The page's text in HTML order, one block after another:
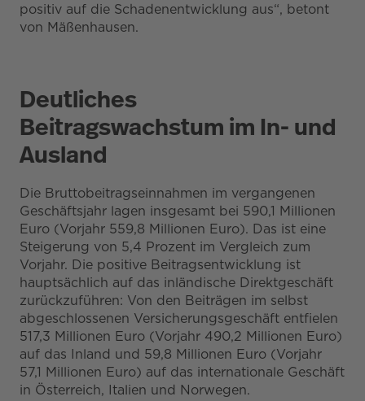
positiv auf die Schadenentwicklung aus“, betont
von Mäßenhausen.
Deutliches
Beitragswachstum im In- und
Ausland
Die Bruttobeitragseinnahmen im vergangenen
Geschäftsjahr lagen insgesamt bei 590,1 Millionen
Euro (Vorjahr 559,8 Millionen Euro). Das ist eine
Steigerung von 5,4 Prozent im Vergleich zum
Vorjahr. Die positive Beitragsentwicklung ist
hauptsächlich auf das inländische Direktgeschäft
zurückzuführen: Von den Beiträgen im selbst
abgeschlossenen Versicherungsgeschäft entfielen
517,3 Millionen Euro (Vorjahr 490,2 Millionen Euro)
auf das Inland und 59,8 Millionen Euro (Vorjahr
57,1 Millionen Euro) auf das internationale Geschäft
in Österreich, Italien und Norwegen.